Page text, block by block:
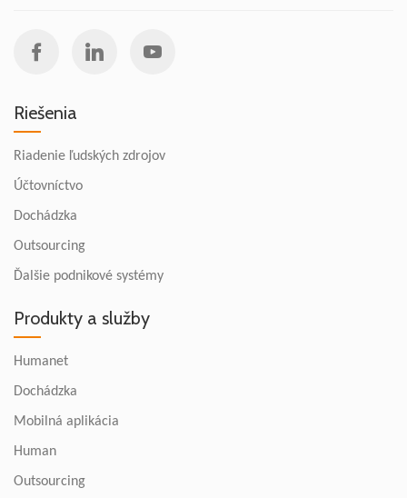
Riešenia
Riadenie ľudských zdrojov
Účtovníctvo
Dochádzka
Outsourcing
Ďalšie podnikové systémy
Produkty a služby
Humanet
Dochádzka
Mobilná aplikácia
Human
Outsourcing